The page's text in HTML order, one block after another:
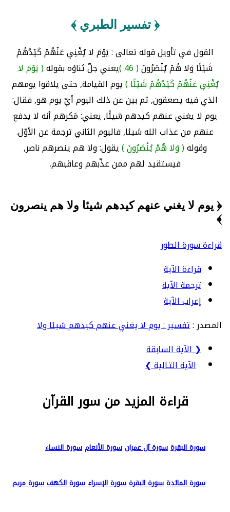
﴿ تفسير الطبري ﴾
القول في تأويل قوله تعالى : يَوْمَ لا يُغْنِي عَنْهُمْ كَيْدُهُمْ
شَيْئًا وَلا هُمْ يُنْصَرُونَ( 46 ) يعني جلّ ثناؤه بقوله( يَوْمَ لا
يُغْنِي عَنْهُمْ كَيْدُهُمْ شَيْئًا )يوم القيامة, حتى يلاقوا يومهم
الذي فيه يصعقون, ثم بين عن ذلك اليوم أيّ يوم هو, فقال:
يوم لا يغني عنهم كيدهم شيئًا, يعني: مَكرهم أنه لا يدفع
عنهم من عذاب الله شيئا, فاليوم الثاني ترجمة عن الأوّل.
وقوله( وَلا هُمْ يُنْصَرُونَ )يقول: ولا هم ينصرهم ناصر,
فيستقيد لهم ممن عذّبهم وعاقبهم.
﴿ يوم لا يغني عنهم كيدهم شيئا ولا هم ينصرون
﴾
قراءة سورة الطور
قراءة الآية
ترجمة الآية
إعراب الآية
المصدر :تفسير : يوم لا يغني عنهم كيدهم شيئا ولا
❮ الآية السابقة
الآية التـالية ❯
قراءة المزيد من سور القرآن
سورة البقرة سورة آل عمران سورة الأنعام سورة النساء
سورة المائدة سورة البقرة سورة الإسراء سورة الكهف سورة مريم